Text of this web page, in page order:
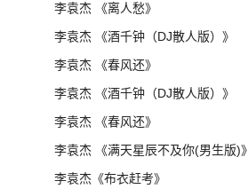
李袁杰 《离人愁》
李袁杰 《酒千钟（DJ散人版）》
李袁杰 《春风还》
李袁杰 《酒千钟（DJ散人版）》
李袁杰 《春风还》
李袁杰 《满天星辰不及你(男生版)》
李袁杰《布衣赶考》